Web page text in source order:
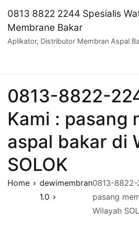
content
0813 8822 2244 Spesialis
Membrane Bakar
Aplikator, Distributor Membran Aspal
0813-8822-
Kami : pasang
aspal bakar di
SOLOK
Home
dewimembran
1.0
0813-8822-
pasang
Wilayah